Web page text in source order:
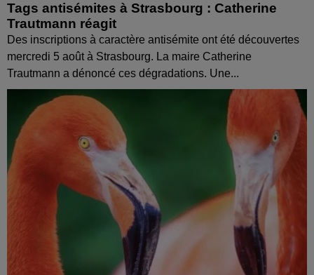
Tags antisémites à Strasbourg : Catherine
Trautmann réagit
Des inscriptions à caractère antisémite ont été découvertes
mercredi 5 août à Strasbourg. La maire Catherine
Trautmann a dénoncé ces dégradations. Une...